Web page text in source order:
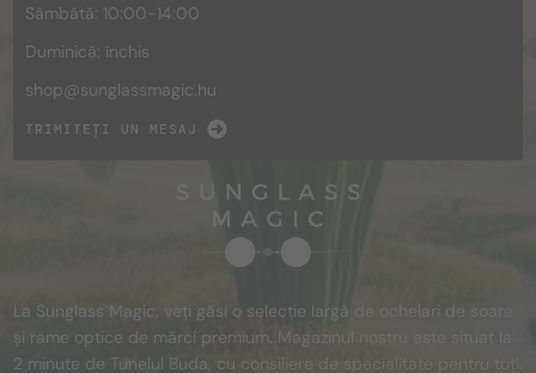
Sâmbătă: 10:00-14:00
Duminică: închis
shop@sunglassmagic.hu
TRIMITEȚI UN MESAJ
La Sunglass Magic, veți găsi o selecție largă de ochelari de soare
și rame optice de mărci premium. Magazinul nostru este situat la
2 minute de Tunelul Buda, cu consiliere de specialitate pentru toți.